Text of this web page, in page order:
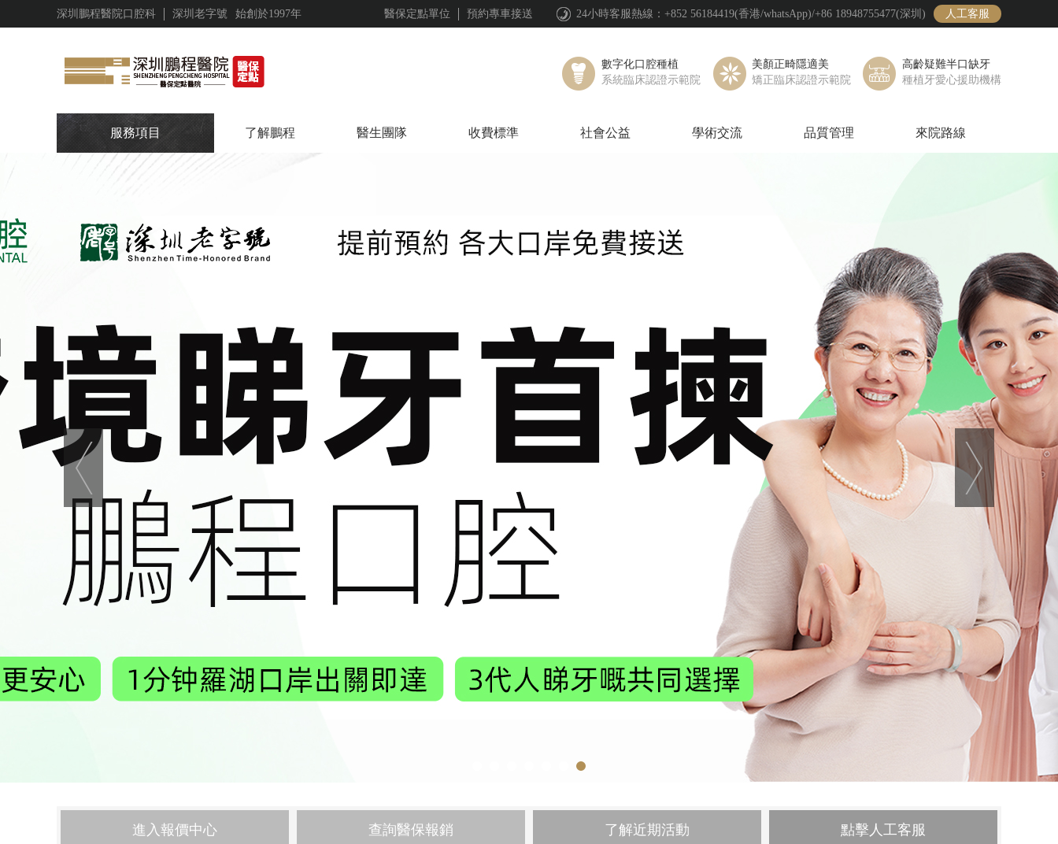
深圳鵬程醫院口腔科 深圳老字號 始創於1997年 醫保定點單位 預約專車接送 24小時客服熱線：+852 56184419(香港/whatsApp)/+86 18948755477(深圳) 人工客服
數字化口腔種植
系統臨床認證示範院
美顏正畸隱適美
矯正臨床認證示範院
高齡疑難半口缺牙
種植牙愛心援助機構
服務項目 了解鵬程 醫生團隊 收費標準 社會公益 學術交流 品質管理 來院路線
進入報價中心 查詢醫保報銷 了解近期活動 點擊人工客服